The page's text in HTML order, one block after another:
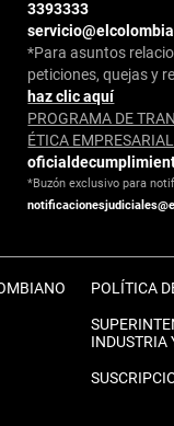
3393333
*Para asuntos
peticiones, quejas y
haz clic aquí
PROGRAMA DE
ÉTICA
*Buzón exclusivo para
POLÍTICA
INDUSTRIA